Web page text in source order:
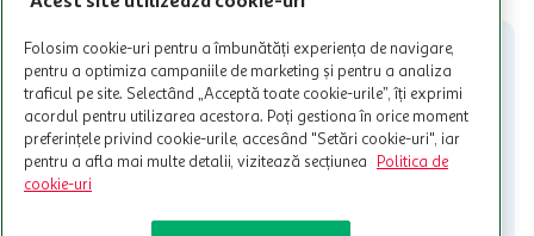
nu poate fi utilizat in legatura cu alti comercianți sau pentru alte
activitati in afara celor mentionate in Termene si Conditii. Auchan
nu raspunde pentru imposibilitatea utilizarii Cardului in perioada in
care aceste este suspendat sau in perioada in care sunt efectuate
intretineri sau reparatii tehnice la sistemul de utilizarea al Cardului.
Contacteaza-ne!
Folosim cookie-uri pentru a îmbunătăți experiența de navigare,
pentru a optimiza campaniile de marketing și pentru a analiza
traficul pe site. Selectând „Acceptă toate cookie-urile”, îți exprimi
acordul pentru utilizarea acestora. Poți gestiona în orice moment
preferințele privind cookie-urile, accesând "Setări cookie-uri", iar
pentru a afla mai multe detalii, vizitează secțiunea
Politica de
cookie-uri